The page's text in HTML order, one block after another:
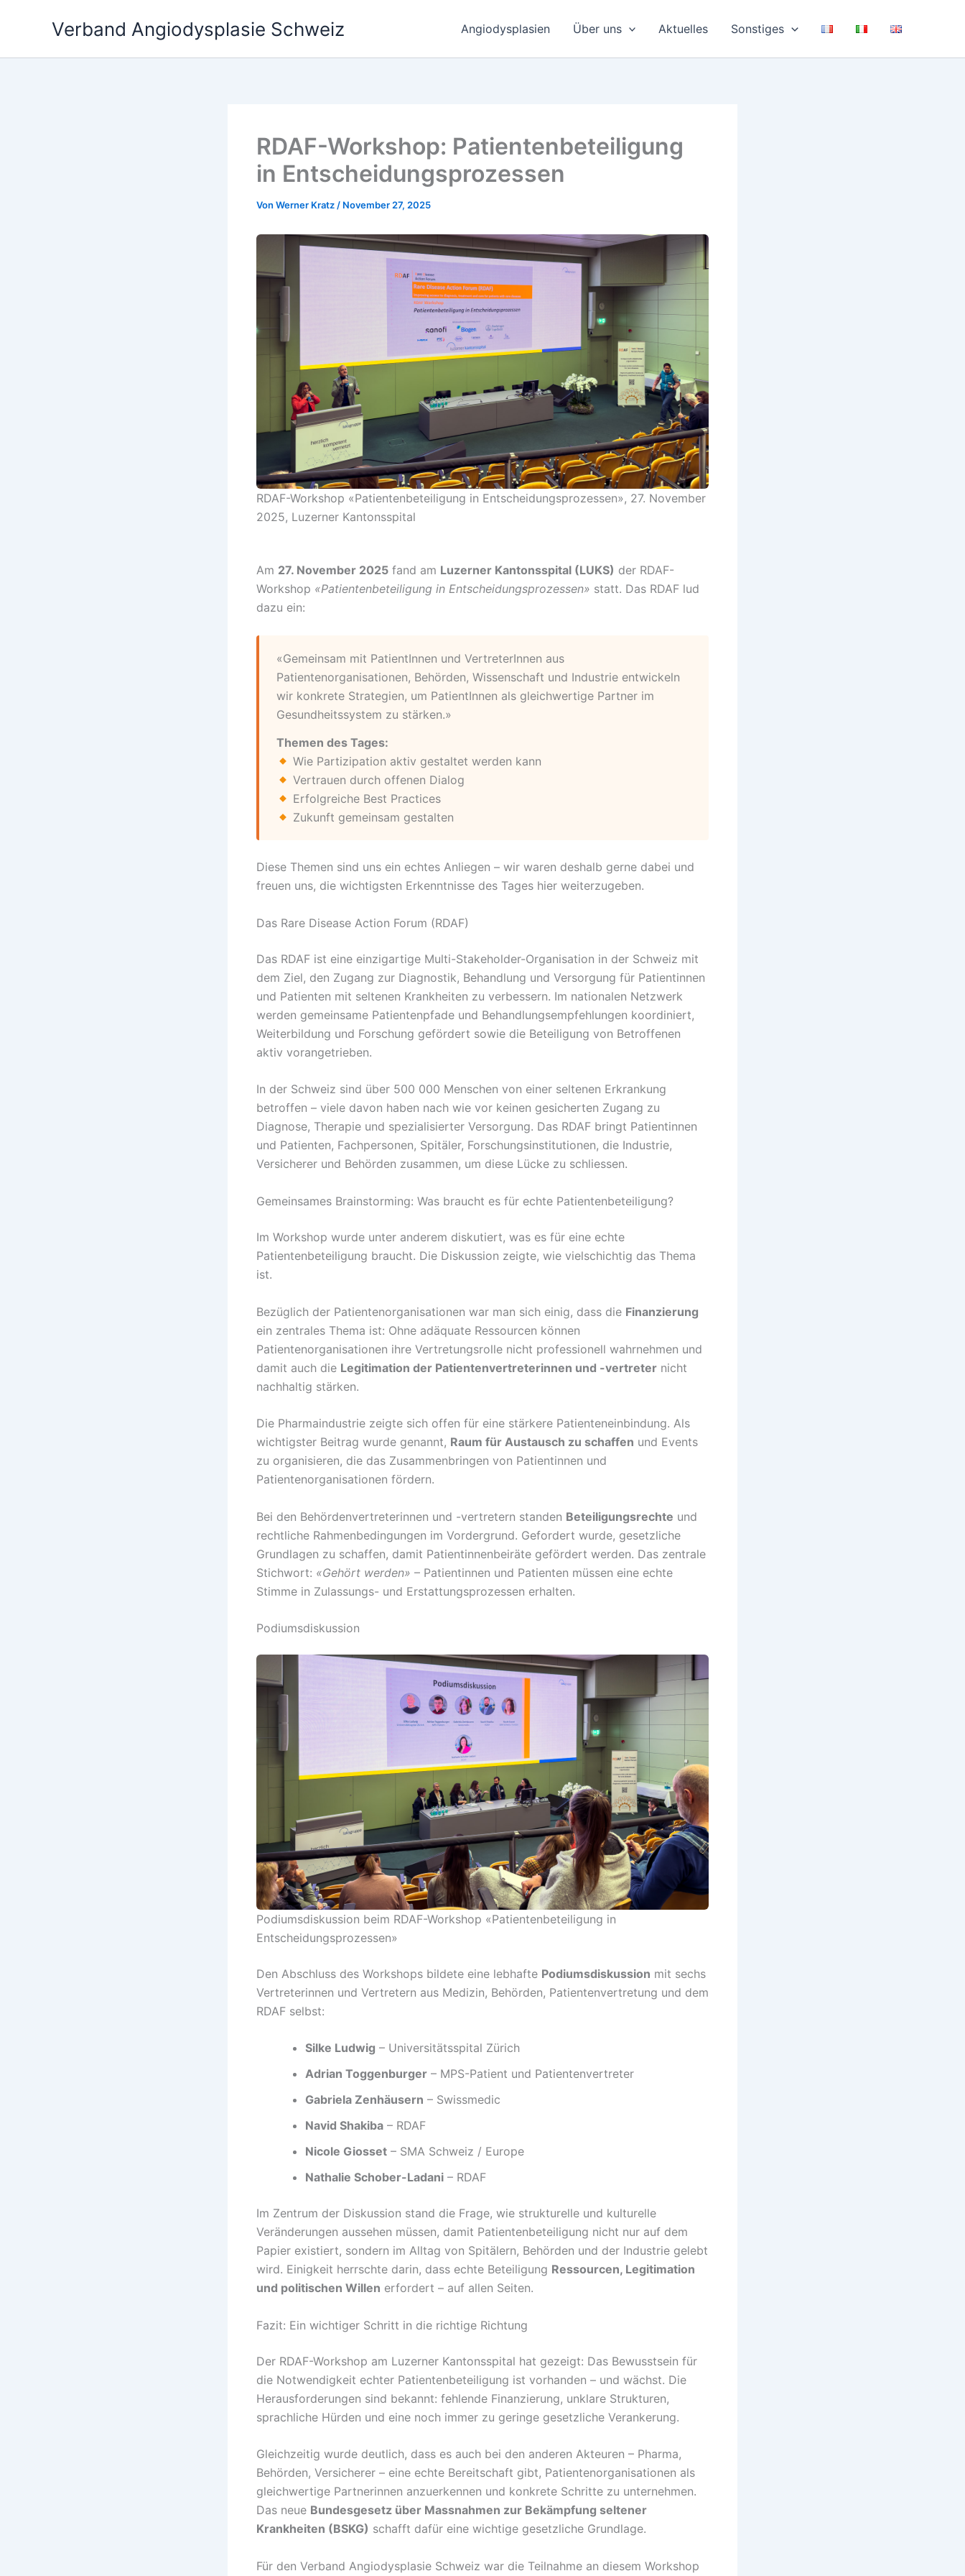
Verband Angiodysplasie Schweiz Angiodysplasien Über uns Aktuelles Sonstiges
RDAF-Workshop: Patientenbeteiligung
in Entscheidungsprozessen
Von Werner Kratz / November 27, 2025
RDAF-Workshop «Patientenbeteiligung in Entscheidungsprozessen», 27. November
2025, Luzerner Kantonsspital
Am 27. November 2025 fand am Luzerner Kantonsspital (LUKS) der RDAF-
Workshop «Patientenbeteiligung in Entscheidungsprozessen» statt. Das RDAF lud
dazu ein:
«Gemeinsam mit PatientInnen und VertreterInnen aus
Patientenorganisationen, Behörden, Wissenschaft und Industrie entwickeln
wir konkrete Strategien, um PatientInnen als gleichwertige Partner im
Gesundheitssystem zu stärken.»
Themen des Tages:
Wie Partizipation aktiv gestaltet werden kann
Vertrauen durch offenen Dialog
Erfolgreiche Best Practices
Zukunft gemeinsam gestalten
Diese Themen sind uns ein echtes Anliegen – wir waren deshalb gerne dabei und
freuen uns, die wichtigsten Erkenntnisse des Tages hier weiterzugeben.
Das Rare Disease Action Forum (RDAF)
Das RDAF ist eine einzigartige Multi-Stakeholder-Organisation in der Schweiz mit
dem Ziel, den Zugang zur Diagnostik, Behandlung und Versorgung für Patientinnen
und Patienten mit seltenen Krankheiten zu verbessern. Im nationalen Netzwerk
werden gemeinsame Patientenpfade und Behandlungsempfehlungen koordiniert,
Weiterbildung und Forschung gefördert sowie die Beteiligung von Betroffenen
aktiv vorangetrieben.
In der Schweiz sind über 500 000 Menschen von einer seltenen Erkrankung
betroffen – viele davon haben nach wie vor keinen gesicherten Zugang zu
Diagnose, Therapie und spezialisierter Versorgung. Das RDAF bringt Patientinnen
und Patienten, Fachpersonen, Spitäler, Forschungsinstitutionen, die Industrie,
Versicherer und Behörden zusammen, um diese Lücke zu schliessen.
Gemeinsames Brainstorming: Was braucht es für echte Patientenbeteiligung?
Im Workshop wurde unter anderem diskutiert, was es für eine echte
Patientenbeteiligung braucht. Die Diskussion zeigte, wie vielschichtig das Thema
ist.
Bezüglich der Patientenorganisationen war man sich einig, dass die Finanzierung
ein zentrales Thema ist: Ohne adäquate Ressourcen können
Patientenorganisationen ihre Vertretungsrolle nicht professionell wahrnehmen und
damit auch die Legitimation der Patientenvertreterinnen und -vertreter nicht
nachhaltig stärken.
Die Pharmaindustrie zeigte sich offen für eine stärkere Patienteneinbindung. Als
wichtigster Beitrag wurde genannt, Raum für Austausch zu schaffen und Events
zu organisieren, die das Zusammenbringen von Patientinnen und
Patientenorganisationen fördern.
Bei den Behördenvertreterinnen und -vertretern standen Beteiligungsrechte und
rechtliche Rahmenbedingungen im Vordergrund. Gefordert wurde, gesetzliche
Grundlagen zu schaffen, damit Patientinnenbeiräte gefördert werden. Das zentrale
Stichwort: «Gehört werden» – Patientinnen und Patienten müssen eine echte
Stimme in Zulassungs- und Erstattungsprozessen erhalten.
Podiumsdiskussion
Podiumsdiskussion beim RDAF-Workshop «Patientenbeteiligung in
Entscheidungsprozessen»
Den Abschluss des Workshops bildete eine lebhafte Podiumsdiskussion mit sechs
Vertreterinnen und Vertretern aus Medizin, Behörden, Patientenvertretung und dem
RDAF selbst:
Silke Ludwig – Universitätsspital Zürich
Adrian Toggenburger – MPS-Patient und Patientenvertreter
Gabriela Zenhäusern – Swissmedic
Navid Shakiba – RDAF
Nicole Giosset – SMA Schweiz / Europe
Nathalie Schober-Ladani – RDAF
Im Zentrum der Diskussion stand die Frage, wie strukturelle und kulturelle
Veränderungen aussehen müssen, damit Patientenbeteiligung nicht nur auf dem
Papier existiert, sondern im Alltag von Spitälern, Behörden und der Industrie gelebt
wird. Einigkeit herrschte darin, dass echte Beteiligung Ressourcen, Legitimation
und politischen Willen erfordert – auf allen Seiten.
Fazit: Ein wichtiger Schritt in die richtige Richtung
Der RDAF-Workshop am Luzerner Kantonsspital hat gezeigt: Das Bewusstsein für
die Notwendigkeit echter Patientenbeteiligung ist vorhanden – und wächst. Die
Herausforderungen sind bekannt: fehlende Finanzierung, unklare Strukturen,
sprachliche Hürden und eine noch immer zu geringe gesetzliche Verankerung.
Gleichzeitig wurde deutlich, dass es auch bei den anderen Akteuren – Pharma,
Behörden, Versicherer – eine echte Bereitschaft gibt, Patientenorganisationen als
gleichwertige Partnerinnen anzuerkennen und konkrete Schritte zu unternehmen.
Das neue Bundesgesetz über Massnahmen zur Bekämpfung seltener
Krankheiten (BSKG) schafft dafür eine wichtige gesetzliche Grundlage.
Für den Verband Angiodysplasie Schweiz war die Teilnahme an diesem Workshop